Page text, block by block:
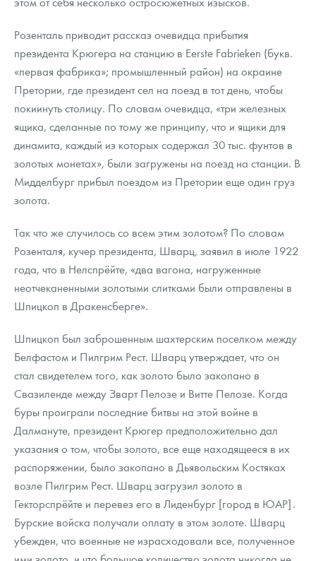
Розенталь приводит рассказ очевидца прибытия
президента Крюгера на станцию в Eerste Fabrieken (букв.
«первая фабрика»; промышленный район) на окраине
Претории, где президент сел на поезд в тот день, чтобы
покиинуть столицу. По словам очевидца, «три железных
ящика, сделанные по тому же принципу, что и ящики для
динамита, каждый из которых содержал 30 тыс. фунтов в
золотых монетах», были загружены на поезд на станции. В
Мидделбург прибыл поездом из Претории еще один груз
золота.
Так что же случилось со всем этим золотом? По словам
Розенталя, кучер президента, Шварц, заявил в июле 1922
года, что в Нелспрёйте, «два вагона, нагруженные
неотчеканенными золотыми слитками были отправлены в
Шпицкоп в Дракенсберге».
Шпицкоп был заброшенным шахтерским поселком между
Белфастом и Пилгрим Рест. Шварц утверждает, что он
стал свидетелем того, как золото было закопано в
Свазиленде между Зварт Пелозе и Витте Пелозе. Когда
буры проиграли последние битвы на этой войне в
Далмануте, президент Крюгер предположительно дал
указания о том, чтобы золото, все еще находящееся в их
распоряжении, было закопано в Дьявольским Костяках
возле Пилгрим Рест. Шварц загрузил золото в
Гекторспрёйте и перевез его в Лиденбург [город в ЮАР].
Бурские войска получали оплату в этом золоте. Шварц
убежден, что военные не израсходовали все, полученное